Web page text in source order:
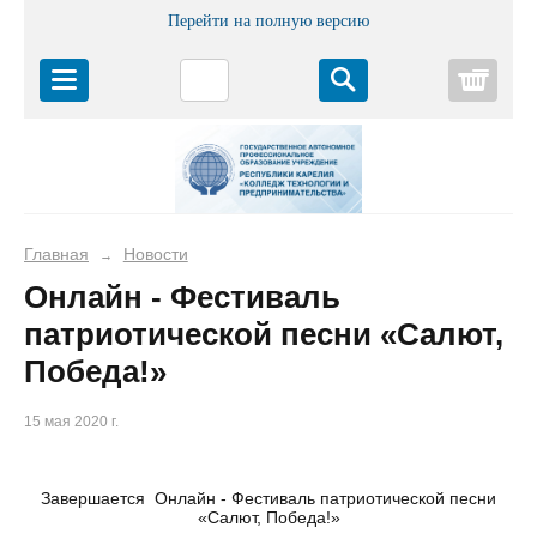
Перейти на полную версию
Главная → Новости
Онлайн - Фестиваль
патриотической песни «Салют,
Победа!»
15 мая 2020 г.
Завершается Онлайн - Фестиваль патриотической песни
«Салют, Победа!»